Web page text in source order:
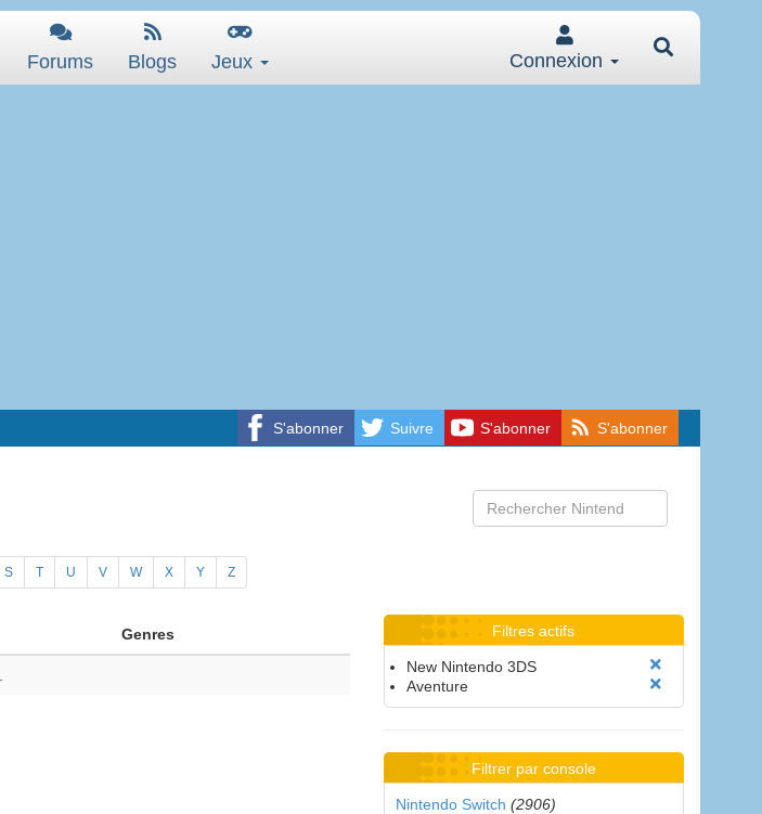
Forums Blogs Jeux Connexion
S'abonner Suivre S'abonner S'abonner
S T U V W X Y Z
Genres Filtres actifs
New Nintendo 3DS
Aventure
Filtrer par console
Nintendo Switch (2906)